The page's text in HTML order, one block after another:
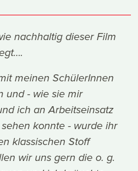
nachhaltig dieser Film
meinen SchülerInnen
und - wie sie mir
ich an Arbeitseinsatz
konnte - wurde ihr
klassischen Stoff
wir uns gern die o. g.